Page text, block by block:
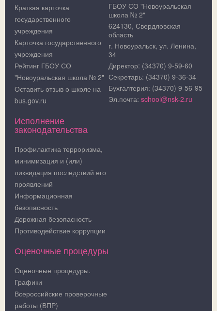
Краткая карточка
государственного
учреждения
Карточка государственного
учреждения
Рейтинг ГБОУ СО
"Новоуральская школа № 2"
Оставить отзыв о школе на
bus.gov.ru
Исполнение
законодательства
Профилактика терроризма,
минимизация и (или)
ликвидация последствий его
проявлений
Информационная
безопасность
Дорожная безопасность
Противодействие коррупции
Оценочные процедуры
Оценочные процедуры.
Графики
Всероссийские проверочные
работы (ВПР)
ГБОУ СО "Новоуральская
школа № 2"
624130, Свердловская
область
г. Новоуральск, ул. Ленина,
34
Директор: (34370) 9-59-60
Секретарь: (34370) 9-36-34
Бухгалтерия: (34370) 9-56-95
Эл.почта: school@nsk-2.ru